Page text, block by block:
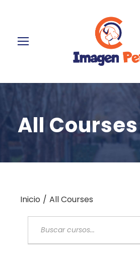
All Courses
Inicio All Courses